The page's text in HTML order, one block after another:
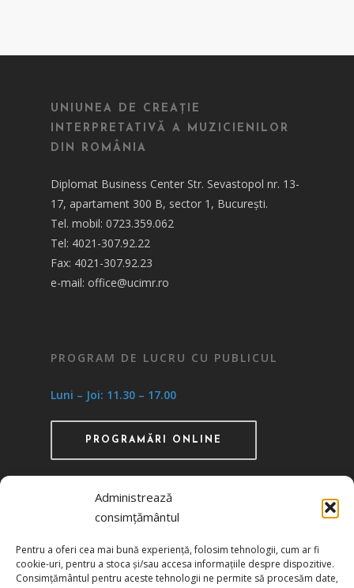
Administrează
consimțământul
Pentru a oferi cea mai bună experiență, folosim tehnologii, cum ar fi
cookie-uri, pentru a stoca și/sau accesa informațiile despre dispozitive.
Consimțământul pentru aceste tehnologii ne permite să procesăm date,
UNIUNEA DE CREAȚIE
INTERPRETATIVĂ A MUZICIENILOR
DIN ROMÂNIA
Diplomat Business Center Str. Sevastopol nr. 13-
17, apartament 300 B, sector 1, București.
Tel. mobil: 0723.359.062
Tel: 4021-307.92.22
Fax: 4021-307.92.23
e-mail: office@ucimr.ro
PROGRAM DE LUCRU CU PUBLICUL
Luni – Joi: 11.30 – 17.00
PROGRAMĂRI ONLINE
prin HG 1242/29.11.2000 publicată în MO nr.
634/06.12.2000